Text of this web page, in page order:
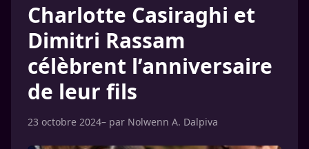
Charlotte Casiraghi et
Dimitri Rassam
célèbrent l’anniversaire
de leur fils
23 octobre 2024– par Nolwenn A. Dalpiva